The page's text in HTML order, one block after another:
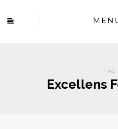
TAG
Excellens